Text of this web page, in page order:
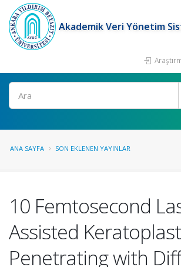
Akademik Veri Yönetim
Ara
ANA SAYFA SON EKLENEN YAYINLAR
10 Femtosecond
Assisted
Penetrating with